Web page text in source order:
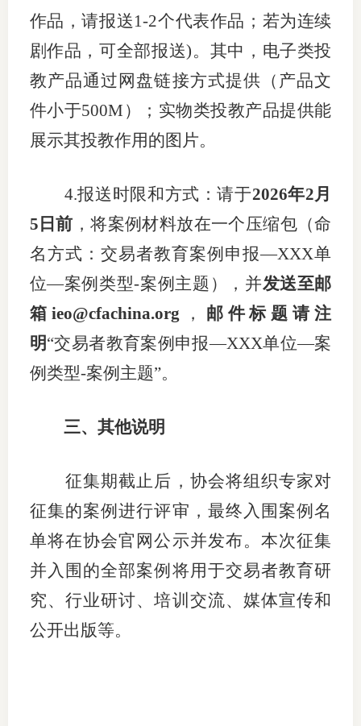
行业党
会员大
境内外
会议交
国际交
协会介
作品，请报送1-2个代表作品；若为连续
剧作品，可全部报送)。其中，电子类投
教产品通过网盘链接方式提供（产品文
件小于500M ）；实物类投教产品提供能
展示其投教作用的图片。
4.报送时限和方式：请于2026年2月
5 日前 ，将案例材料放在一个压缩包（命
名方式：交易者教育案例申报—XXX单
位—案例类型-案例主题），并发送至邮
箱 ieo@cfachina.org ， 邮件标题请注
明“交易者教育案例申报—XXX单位—案
例类型-案例主题”。
三、其他说明
征集期截止后，协会将组织专家对
征集的案例进行评审，最终入围案例名
单将在协会官网公示并发布。本次征集
并入围的全部案例将用于交易者教育研
究、行业研讨、培训交流、媒体宣传和
公开出版等。